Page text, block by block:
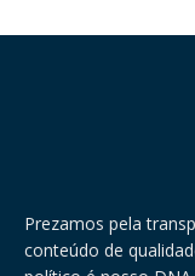
Prezamos pela
conteúdo de